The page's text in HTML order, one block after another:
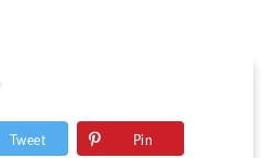
Tweet Pin